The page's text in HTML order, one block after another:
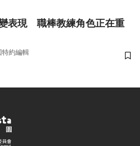
表現 職棒教練角色正在重
特約編輯
儲